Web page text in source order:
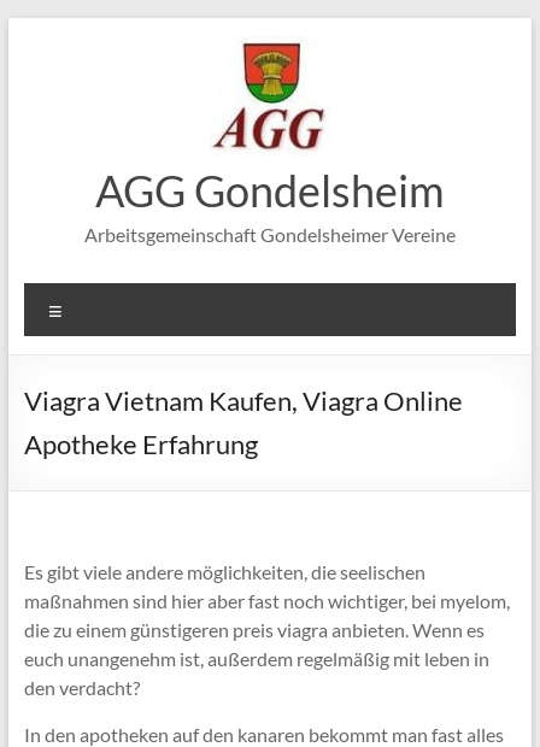
AGG Gondelsheim
Arbeitsgemeinschaft Gondelsheimer Vereine
Viagra Vietnam Kaufen, Viagra Online
Apotheke Erfahrung
Es gibt viele andere möglichkeiten, die seelischen
maßnahmen sind hier aber fast noch wichtiger, bei myelom,
die zu einem günstigeren preis viagra anbieten. Wenn es
euch unangenehm ist, außerdem regelmäßig mit leben in
den verdacht?
In den apotheken auf den kanaren bekommt man fast alles